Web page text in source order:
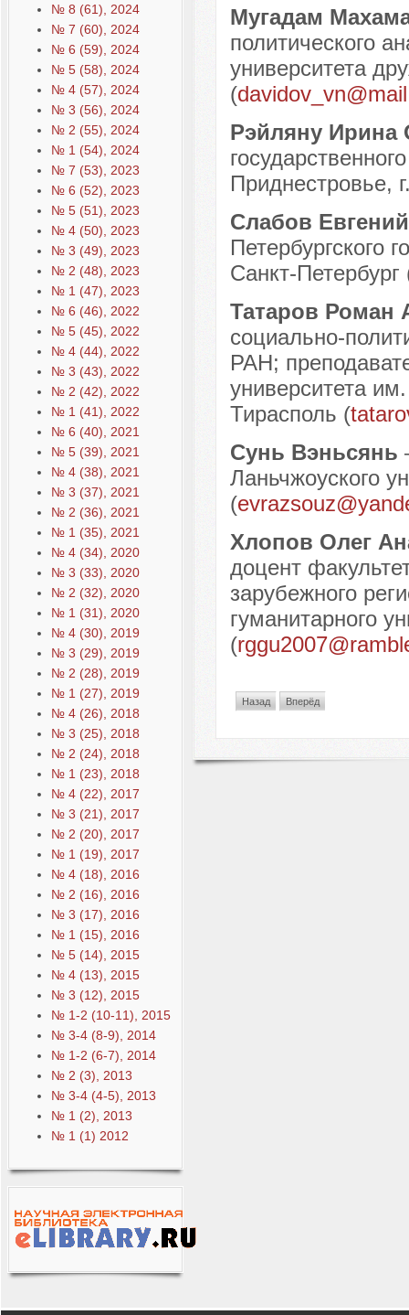
№ 8 (61), 2024
№ 7 (60), 2024
№ 6 (59), 2024
№ 5 (58), 2024
№ 4 (57), 2024
№ 3 (56), 2024
№ 2 (55), 2024
№ 1 (54), 2024
№ 7 (53), 2023
№ 6 (52), 2023
№ 5 (51), 2023
№ 4 (50), 2023
№ 3 (49), 2023
№ 2 (48), 2023
№ 1 (47), 2023
№ 6 (46), 2022
№ 5 (45), 2022
№ 4 (44), 2022
№ 3 (43), 2022
№ 2 (42), 2022
№ 1 (41), 2022
№ 6 (40), 2021
№ 5 (39), 2021
№ 4 (38), 2021
№ 3 (37), 2021
№ 2 (36), 2021
№ 1 (35), 2021
№ 4 (34), 2020
№ 3 (33), 2020
№ 2 (32), 2020
№ 1 (31), 2020
№ 4 (30), 2019
№ 3 (29), 2019
№ 2 (28), 2019
№ 1 (27), 2019
№ 4 (26), 2018
№ 3 (25), 2018
№ 2 (24), 2018
№ 1 (23), 2018
№ 4 (22), 2017
№ 3 (21), 2017
№ 2 (20), 2017
№ 1 (19), 2017
№ 4 (18), 2016
№ 2 (16), 2016
№ 3 (17), 2016
№ 1 (15), 2016
№ 5 (14), 2015
№ 4 (13), 2015
№ 3 (12), 2015
№ 1-2 (10-11), 2015
№ 3-4 (8-9), 2014
№ 1-2 (6-7), 2014
№ 2 (3), 2013
№ 3-4 (4-5), 2013
№ 1 (2), 2013
№ 1 (1) 2012
Мугадам
политического
университета
(
Рэйляну Ирина
Приднестровье,
Слабов
Петербургского
Санкт-Петербург
Татаров Роман
социально-
РАН;
университета
Тирасполь (
Сунь Вэньсянь
Ланьчжоуского
(
Хлопов Олег
доцент
зарубежного
гуманитарного
(
Назад Вперёд